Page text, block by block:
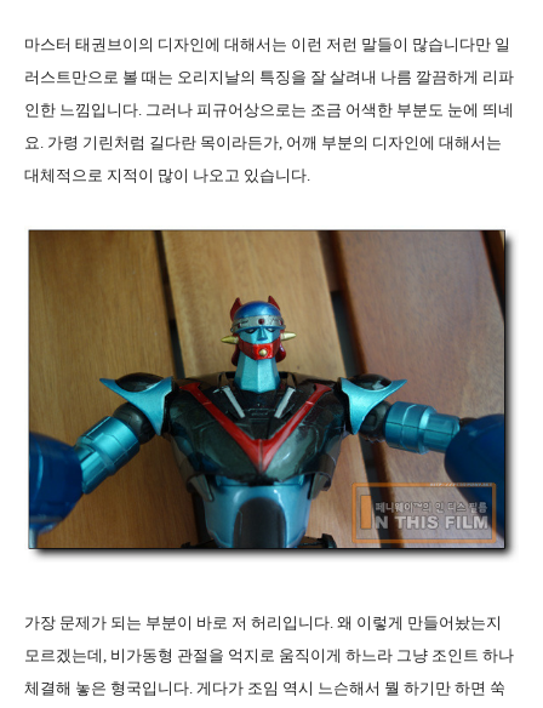
마스터 태권브이의 디자인에 대해서는 이런 저런 말들이 많습니다만 일
러스트만으로 볼 때는 오리지날의 특징을 잘 살려내 나름 깔끔하게 리파
인한 느낌입니다. 그러나 피규어상으로는 조금 어색한 부분도 눈에 띄네
요. 가령 기린처럼 길다란 목이라든가, 어깨 부분의 디자인에 대해서는
대체적으로 지적이 많이 나오고 있습니다.
가장 문제가 되는 부분이 바로 저 허리입니다 왜 이렇게 만들어놨는지
모르겠는데 비가동형 관절을 억지로 움직이게 하느라 그냥 조인트 하나
체결해 놓은 형국입니다 게다가 조임 역시 느슨해서 뭘 하기만 하면 쑥